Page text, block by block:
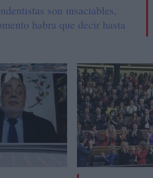
son insaciables,
habra que decir hasta